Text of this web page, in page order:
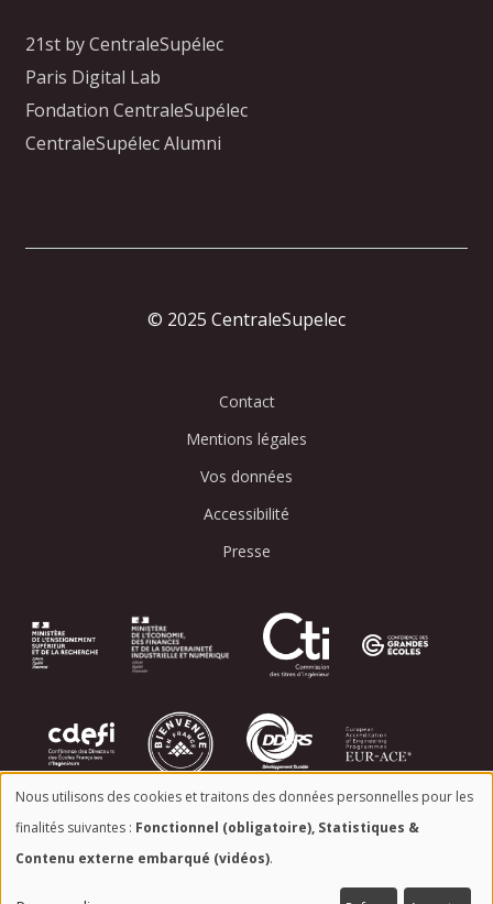
21st by CentraleSupélec
Paris Digital Lab
Fondation CentraleSupélec
CentraleSupélec Alumni
© 2025 CentraleSupelec
Contact
Mentions légales
Vos données
Accessibilité
Presse
Image Image Image
Image Image Image Image
Image
Utilisation
des
Nous utilisons des cookies et traitons des données personnelles pour les
finalités suivantes : Fonctionnel (obligatoire), Statistiques &
Contenu externe embarqué (vidéos).